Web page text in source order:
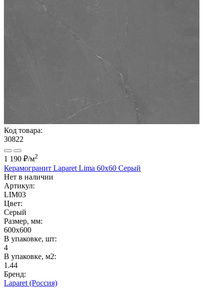
Код товара:
30822
1 190 ₽/м2
Керамогранит Laparet Lima 60x60 Серый
Нет в наличии
Артикул:
LIM03
Цвет:
Серый
Размер, мм:
600x600
В упаковке, шт:
4
В упаковке, м2:
1.44
Бренд:
Laparet (Россия)